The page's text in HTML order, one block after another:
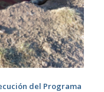
del Programa